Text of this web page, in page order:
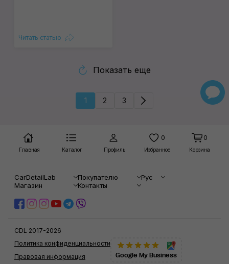
Читать статью
Показать еще
1 2 3
Главная Каталог Профиль
0
Избранное
0
Корзина
CarDetailLab Покупателю
Рус
Магазин
Контакты
CDL 2017-2026
Правовая информация
Политика конфиденциальности
Google My Business